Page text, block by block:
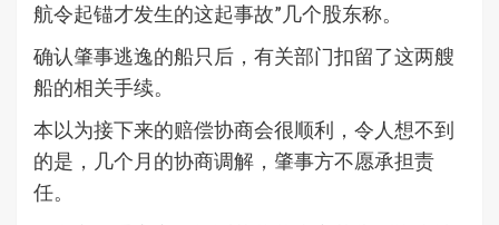
航令起锚才发生的这起事故”几个股东称。
确认肇事逃逸的船只后，有关部门扣留了这两艘
船的相关手续。
本以为接下来的赔偿协商会很顺利，令人想不到
的是，几个月的协商调解，肇事方不愿承担责
任。